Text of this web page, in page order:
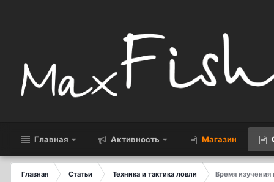
Главная Активность Магазин
Главная Статьи Техника и тактика ловли Время изучения